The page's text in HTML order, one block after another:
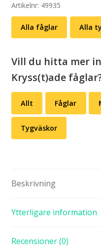
Artikelnr: 49935
Alla fåglar Alla
Vill du hitta mer
Kryss(t)ade
Allt Fåglar
Tygväskor
Beskrivning
Ytterligare information
Recensioner (0)